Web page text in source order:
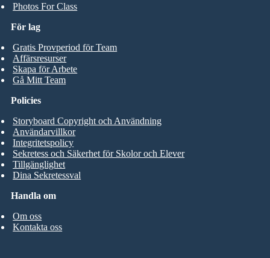
Photos For Class
För lag
Gratis Provperiod för Team
Affärsresurser
Skapa för Arbete
Gå Mitt Team
Handla om
Om oss
Kontakta oss
Policies
Storyboard Copyright och Användning
Användarvillkor
Integritetspolicy
Sekretess och Säkerhet för Skolor och Elever
Tillgänglighet
Dina Sekretessval